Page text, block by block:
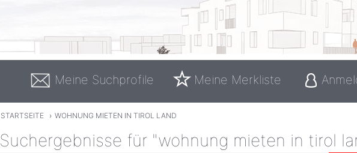
Meine Suchprofile Meine Merkliste
STARTSEITE › WOHNUNG MIETEN IN TIROL LAND
Suchergebnisse für "wohnung mieten in tirol